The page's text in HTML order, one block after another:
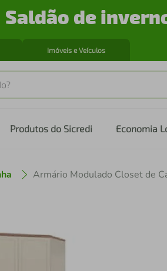
Saldão de
Imóveis e Veículos
Produtos do Sicredi Economia